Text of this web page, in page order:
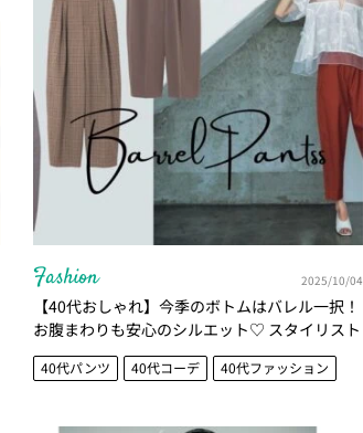
Fashion 2025/10/04
【40代おしゃれ】今季のボトムはバレル一択！
お腹まわりも安心のシルエット♡ スタイリスト
が推すパンツ７選
40代パンツ 40代コーデ 40代ファッション